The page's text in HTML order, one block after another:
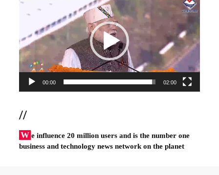
00:00 02:00
//
W e influence 20 million users and is the number one
business and technology news network on the planet